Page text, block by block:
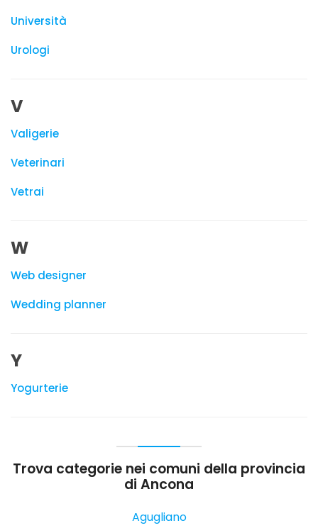
Università
Urologi
V
Valigerie
Veterinari
Vetrai
W
Web designer
Wedding planner
Y
Yogurterie
Trova categorie nei comuni della provincia
di Ancona
Agugliano